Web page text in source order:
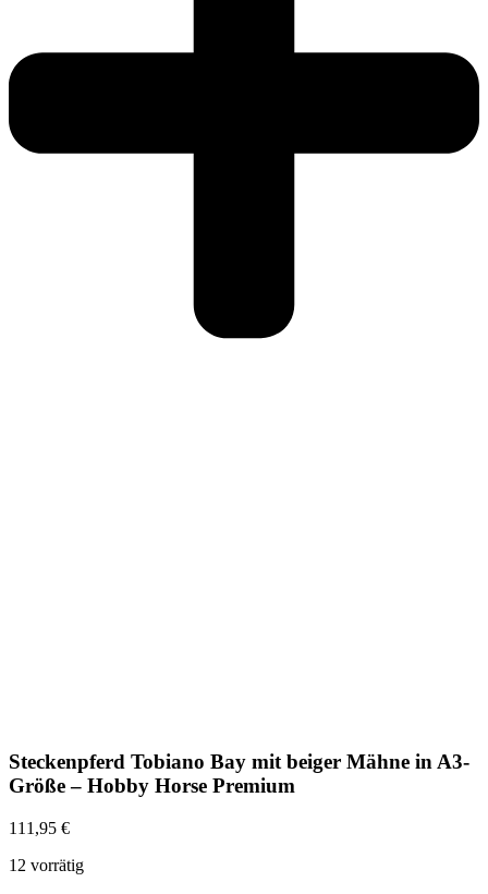
Steckenpferd Tobiano Bay mit beiger Mähne in A3-
Größe – Hobby Horse Premium
111,95 €
12 vorrätig